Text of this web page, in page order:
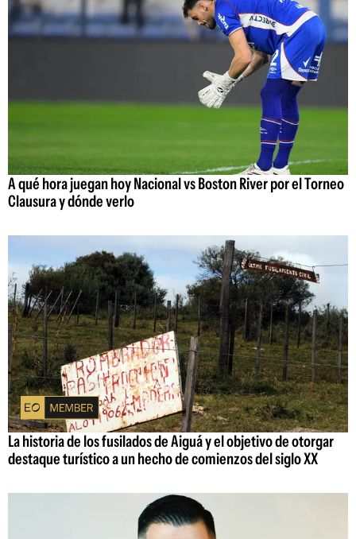
A qué hora juegan hoy Nacional vs Boston River por el Torneo
Clausura y dónde verlo
La historia de los fusilados de Aiguá y el objetivo de otorgar
destaque turístico a un hecho de comienzos del siglo XX